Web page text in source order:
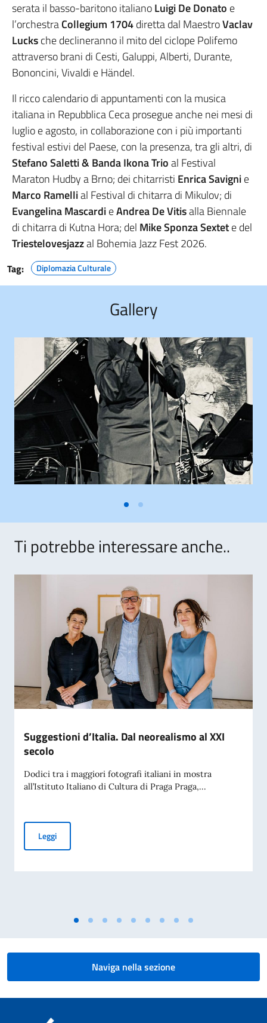
serata il basso-baritono italianoLuigi De Donato e
l’orchestraCollegium 1704diretta dal MaestroVaclav
Lucksche declineranno il mito del ciclope Polifemo
attraverso brani di Cesti, Galuppi, Alberti, Durante,
Bononcini, Vivaldi e Händel.
Il ricco calendario di appuntamenti con la musica
italiana in Repubblica Ceca prosegue anche nei mesi di
luglio e agosto, in collaborazione con i più importanti
festival estivi del Paese, con la presenza, tra gli altri, di
Stefano Saletti & Banda Ikona Trioal Festival
Maraton Hudby a Brno; dei chitarristi Enrica Savignie
Marco Ramellial Festival di chitarra di Mikulov; di
Evangelina MascardieAndrea De Vitisalla Biennale
di chitarra di Kutna Hora; del Mike Sponza Sextete del
Triestelovesjazzal Bohemia Jazz Fest 2026.
Tag: Diplomazia Culturale
Gallery
Ti potrebbe interessare anche..
Suggestioni d’Italia. Dal neorealismo al XXI
secolo
Dodici tra i maggiori fotografi italiani in mostra
all’Istituto Italiano di Cultura di Praga Praga,...
LeggiSuggestioni d’Italia. Dal neorealismo al XXI secolo
Naviga nella sezione